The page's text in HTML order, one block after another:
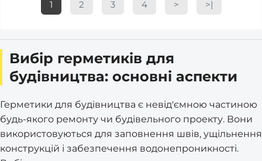
1 2 3 4 > >|
Вибір герметиків для
будівництва: основні аспекти
Герметики для будівництва є невід'ємною частиною
будь-якого ремонту чи будівельного проекту. Вони
використовуються для заповнення швів, ущільнення
конструкцій і забезпечення водонепроникності.